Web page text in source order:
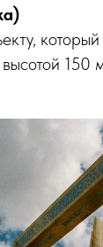
150